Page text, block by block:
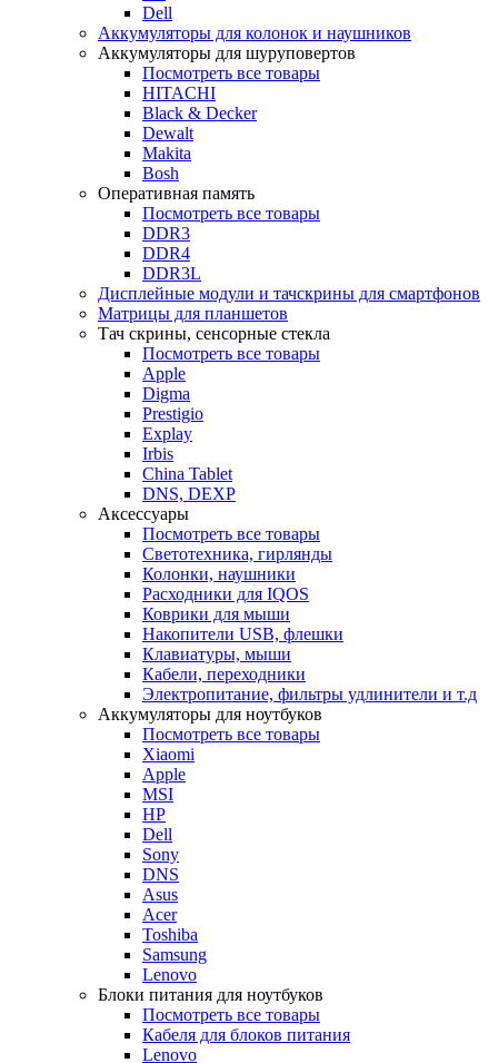
Dell
Аккумуляторы для колонок и наушников
Аккумуляторы для шуруповертов
Посмотреть все товары
HITACHI
Black & Decker
Dewalt
Makita
Bosh
Оперативная память
Посмотреть все товары
DDR3
DDR4
DDR3L
Дисплейные модули и тачскрины для смартфонов
Матрицы для планшетов
Тач скрины, сенсорные стекла
Посмотреть все товары
Apple
Digma
Prestigio
Explay
Irbis
China Tablet
DNS, DEXP
Аксессуары
Посмотреть все товары
Светотехника, гирлянды
Колонки, наушники
Расходники для IQOS
Коврики для мыши
Накопители USB, флешки
Клавиатуры, мыши
Кабели, переходники
Электропитание, фильтры удлинители и т.д
Аккумуляторы для ноутбуков
Посмотреть все товары
Xiaomi
Apple
MSI
HP
Dell
Sony
DNS
Asus
Acer
Toshiba
Samsung
Lenovo
Блоки питания для ноутбуков
Посмотреть все товары
Кабеля для блоков питания
Lenovo